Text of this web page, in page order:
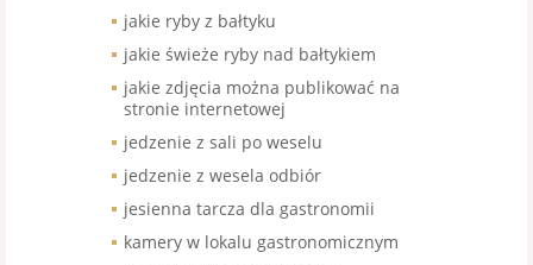
jakie ryby z bałtyku
jakie świeże ryby nad bałtykiem
jakie zdjęcia można publikować na
stronie internetowej
jedzenie z sali po weselu
jedzenie z wesela odbiór
jesienna tarcza dla gastronomii
kamery w lokalu gastronomicznym